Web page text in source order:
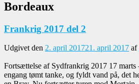
Bordeaux
Frankrig 2017 del 2
Udgivet den 2. april 201721. april 2017 af
Fortsættelse af Sydfrankrig 2017 17
engang tømt tanke, og fyldt vand på, det